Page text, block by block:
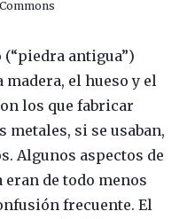
antigua”)
el hueso y el
los que fabricar
si se usaban,
Algunos aspectos de
de todo menos
frecuente. El